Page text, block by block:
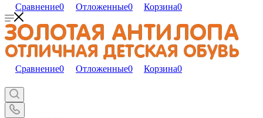
Сравнение0 Отложенные0 Корзина0
Сравнение0 Отложенные0 Корзина0